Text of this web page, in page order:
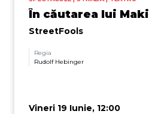
În căutarea lui Maki
StreetFools
Regia
Rudolf Hebinger
Vineri 19 Iunie, 12:00